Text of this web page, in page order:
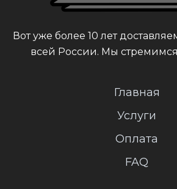
Вот уже более 10 лет
всей России. Мы
Главная
Услуги
Оплата
FAQ